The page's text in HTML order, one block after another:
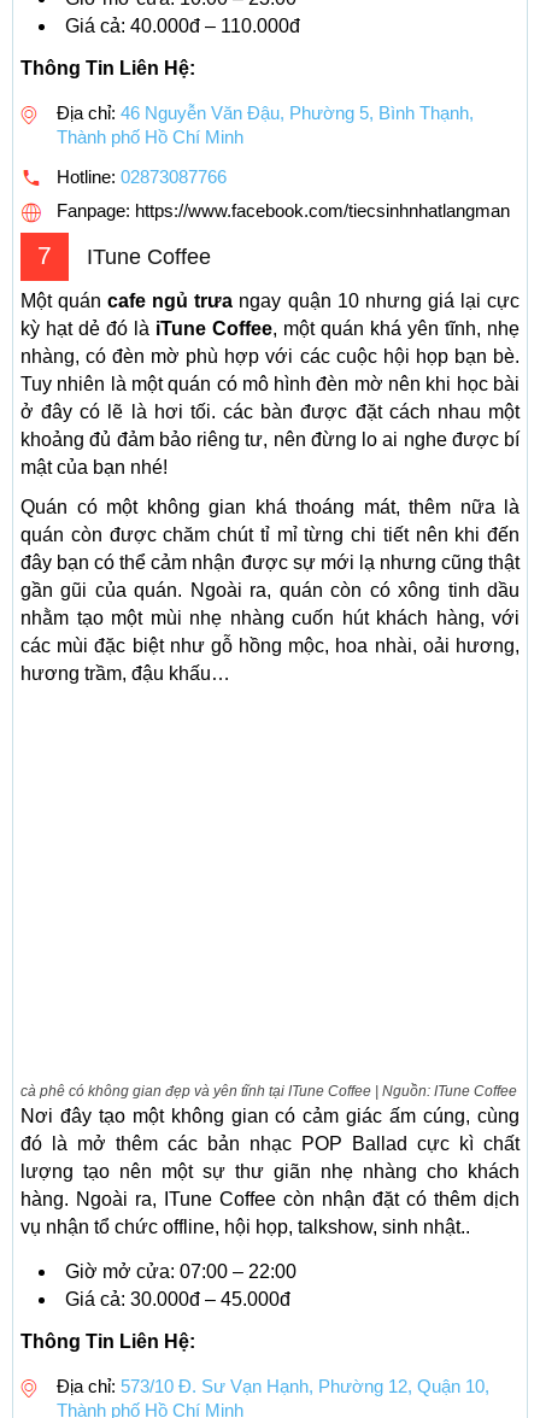
Giá cả: 40.000đ – 110.000đ
Thông Tin Liên Hệ:
Địa chỉ: 46 Nguyễn Văn Đậu, Phường 5, Bình Thạnh,
Thành phố Hồ Chí Minh
Hotline: 02873087766
Fanpage: https://www.facebook.com/tiecsinhnhatlangman
7 ITune Coffee
Một quáncafe ngủ trưa ngay quận 10 nhưng giá lại cực
kỳ hạt dẻ đó là iTune Coffee, một quán khá yên tĩnh, nhẹ
nhàng, có đèn mờ phù hợp với các cuộc hội họp bạn bè.
Tuy nhiên là một quán có mô hình đèn mờ nên khi học bài
ở đây có lẽ là hơi tối. các bàn được đặt cách nhau một
khoảng đủ đảm bảo riêng tư, nên đừng lo ai nghe được bí
mật của bạn nhé!
Quán có một không gian khá thoáng mát, thêm nữa là
quán còn được chăm chút tỉ mỉ từng chi tiết nên khi đến
đây bạn có thể cảm nhận được sự mới lạ nhưng cũng thật
gần gũi của quán. Ngoài ra, quán còn có xông tinh dầu
nhằm tạo một mùi nhẹ nhàng cuốn hút khách hàng, với
các mùi đặc biệt như gỗ hồng mộc, hoa nhài, oải hương,
hương trầm, đậu khấu…
cà phê có không gian đẹp và yên tĩnh tại ITune Coffee | Nguồn: ITune Coffee
Nơi đây tạo một không gian có cảm giác ấm cúng, cùng
đó là mở thêm các bản nhạc POP Ballad cực kì chất
lượng tạo nên một sự thư giãn nhẹ nhàng cho khách
hàng. Ngoài ra, ITune Coffee còn nhận đặt có thêm dịch
vụ nhận tổ chức offline, hội họp, talkshow, sinh nhật..
Giờ mở cửa: 07:00 – 22:00
Giá cả: 30.000đ – 45.000đ
Thông Tin Liên Hệ:
Địa chỉ: 573/10 Đ. Sư Vạn Hạnh, Phường 12, Quận 10,
Thành phố Hồ Chí Minh